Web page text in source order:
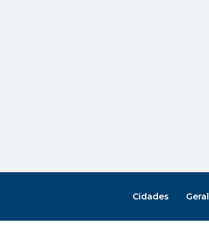
Cidades Geral